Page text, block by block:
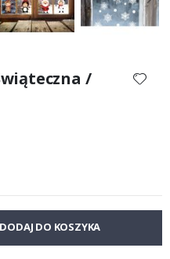
/
DODAJ DO KOSZYKA